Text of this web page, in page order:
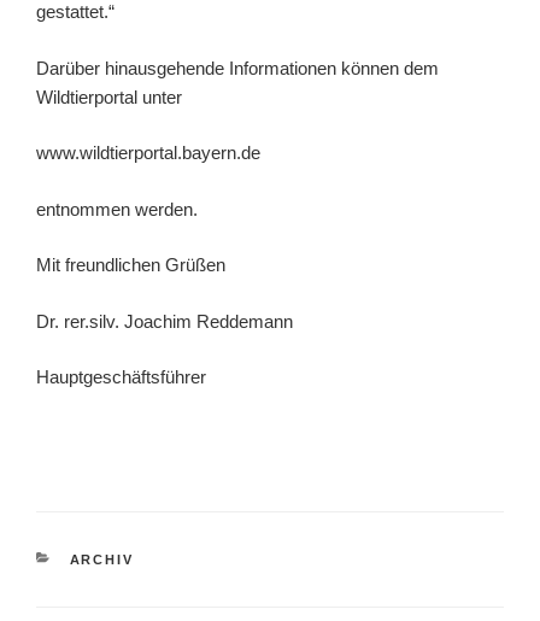
gestattet.“
Darüber hinausgehende Informationen können dem
Wildtierportal unter
www.wildtierportal.bayern.de
entnommen werden.
Mit freundlichen Grüßen
Dr. rer.silv. Joachim Reddemann
Hauptgeschäftsführer
KATEGORIEN
ARCHIV